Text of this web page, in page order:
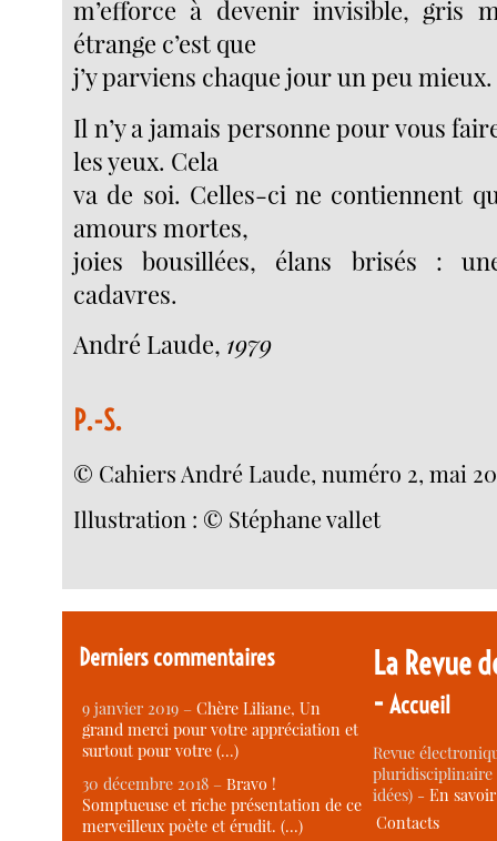
m’efforce à devenir invisible, gris
étrange c’est que
j’y parviens chaque jour un peu mieux.
Il n’y a jamais personne pour vous
les yeux. Cela
va de soi. Celles-ci ne contiennent
amours mortes,
joies bousillées, élans brisés :
cadavres.
André Laude, 1979
P.-S.
© Cahiers André Laude, numéro 2, mai
Illustration : © Stéphane vallet
Derniers commentaires
9 janvier 2019 –Chère Liliane, Un
grand merci pour votre appréciation et
surtout pour votre (…)
30 décembre 2018 –Bravo !
Somptueuse et riche présentation de ce
merveilleux poète et érudit. (…)
La Revue
-Accueil
Revue
idées) -En
Contacts